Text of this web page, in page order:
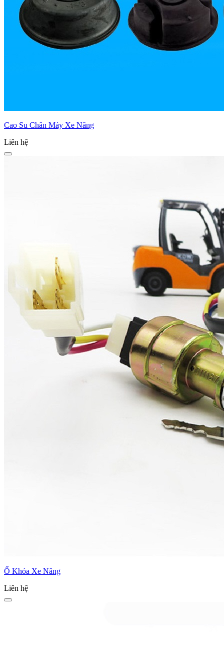
Cao Su Chân Máy Xe Nâng
Liên hệ
Ổ Khóa Xe Nâng
Liên hệ